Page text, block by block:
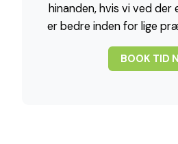
hinanden, hvis vi ved der
er bedre inden for lige
BOOK TID